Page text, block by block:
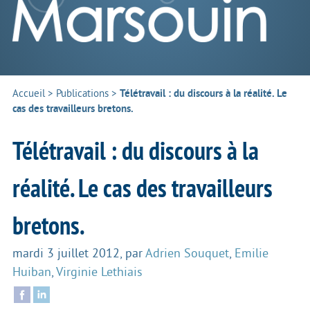
Accueil> Publications > Télétravail : du discours à la réalité. Le
cas des travailleurs bretons.
Télétravail : du discours à la
réalité. Le cas des travailleurs
bretons.
mardi 3 juillet 2012, par Adrien Souquet, Emilie
Huiban, Virginie Lethiais